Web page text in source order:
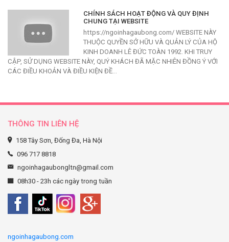
CHÍNH SÁCH HOẠT ĐỘNG VÀ QUY ĐỊNH
CHUNG TẠI WEBSITE
https://ngoinhagaubong.com/ WEBSITE NÀY
THUỘC QUYỀN SỞ HỮU VÀ QUẢN LÝ CỦA HỘ
KINH DOANH LÊ ĐỨC TOÀN 1992. KHI TRUY
CẬP, SỬ DỤNG WEBSITE NÀY, QUÝ KHÁCH ĐÃ MẶC NHIÊN ĐỒNG Ý VỚI
CÁC ĐIỀU KHOẢN VÀ ĐIỀU KIỆN ĐỀ…
THÔNG TIN LIÊN HỆ
158 Tây Sơn, Đống Đa, Hà Nội
096 717 8818
ngoinhagaubongltn@gmail.com
08h30 - 23h các ngày trong tuần
ngoinhagaubong.com